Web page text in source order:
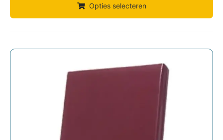
Opties selecteren